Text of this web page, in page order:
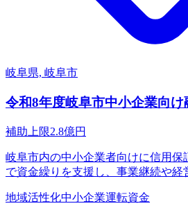
岐阜県, 岐阜市
令和8年度岐阜市中小企業向け
補助上限2.8億円
岐阜市内の中小企業者向けに信用保
で資金繰りを支援し、事業継続や経
地域活性化中小企業運転資金